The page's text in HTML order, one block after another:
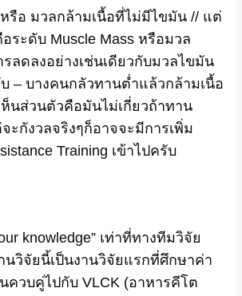
หรือ มวลกล้ามเนื้อที่ไม่มีไขมัน // แต่
ระดับ Muscle Mass หรือมวล
ลดลงอย่างเช่นเดียวกับมวลไขมัน
– บางคนกลัวทานต่ำแล้วกล้ามเนื้อ
นส่วนตัวคือมันไม่เกี่ยวถ้าทาน
ะกังวลจริงๆก็อาจจะมีการเพิ่ม
Training เข้าไปครับ
knowledge” เท่าที่ทางทีมวิจัย
นวิจัยนี้เป็นงานวิจัยแรกที่ศึกษาค่า
ควบคู่ไปกับ VLCK (อาหารคีโต